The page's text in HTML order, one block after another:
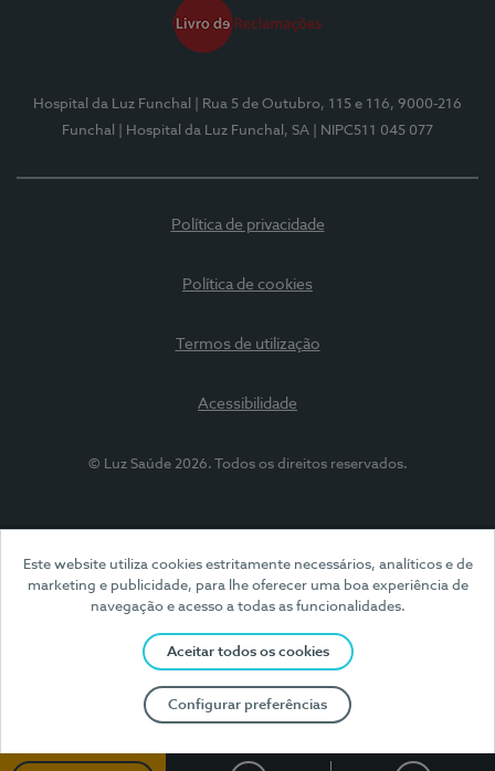
Este website utiliza cookies estritamente necessários, analíticos e de
marketing e publicidade, para lhe oferecer uma boa experiência de
navegação e acesso a todas as funcionalidades.
Aceitar todos os cookies
Configurar preferências
Hospital da Luz Funchal
| Rua 5 de Outubro, 115 e 116, 9000-216
Funchal
| Hospital da Luz Funchal, SA | NIPC511 045 077
Política de privacidade
Política de cookies
Termos de utilização
Acessibilidade
© Luz Saúde 2026. Todos os direitos reservados.